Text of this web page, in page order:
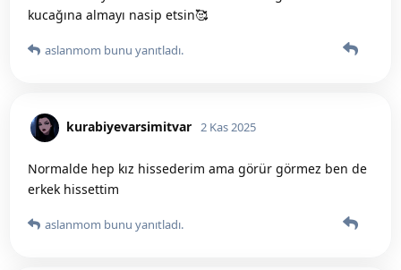
kucağına almayı nasip etsin🥰
aslanmom bunu yanıtladı.
kurabiyevarsimitvar 2 Kas 2025
Normalde hep kız hissederim ama görür görmez ben de
erkek hissettim
aslanmom bunu yanıtladı.